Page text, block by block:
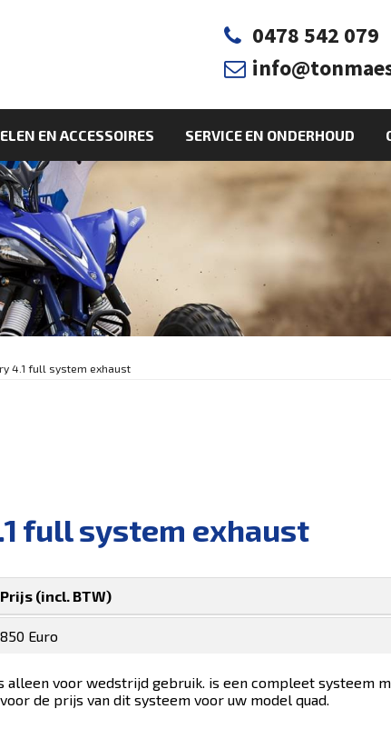
 0478 542 079

EN ACCESSOIRES SERVICE EN ONDERHOUD
4.1 full system exhaust
full system exhaust
Prijs (incl. BTW)
850 Euro
alleen voor wedstrijd gebruik. is een compleet systeem
de prijs van dit systeem voor uw model quad.